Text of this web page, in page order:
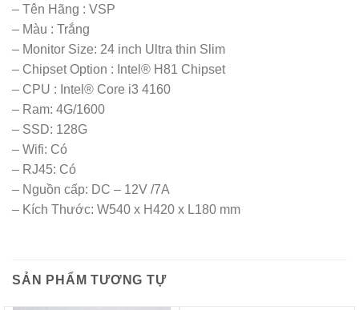
– Tên Hãng : VSP
– Màu : Trắng
– Monitor Size: 24 inch Ultra thin Slim
– Chipset Option : Intel® H81 Chipset
– CPU : Intel® Core i3 4160
– Ram: 4G/1600
– SSD: 128G
– Wifi: Có
– RJ45: Có
– Nguồn cấp: DC – 12V /7A
– Kích Thước: W540 x H420 x L180 mm
SẢN PHẨM TƯƠNG TỰ